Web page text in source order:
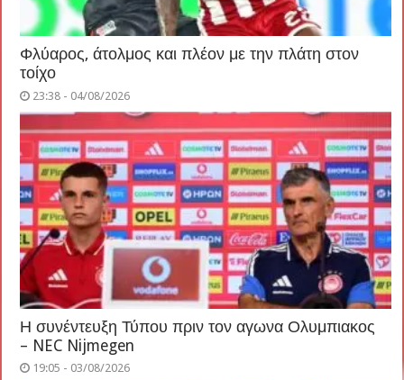
Φλύαρος, άτολμος και πλέον με την πλάτη στον
τοίχο
23:38 - 04/08/2026
Η συνέντευξη Τύπου πριν τον αγωνα Ολυμπιακος
– NEC Nijmegen
19:05 - 03/08/2026